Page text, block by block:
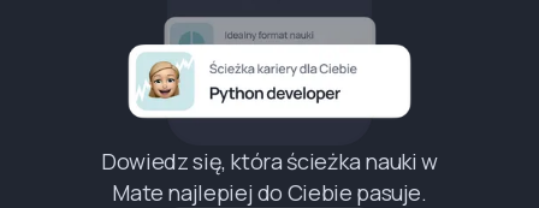
Dowiedz się, która ścieżka nauki w
Mate najlepiej do Ciebie pasuje.